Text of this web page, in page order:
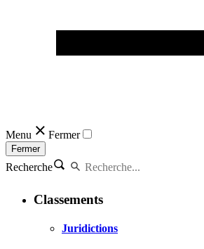
Menu Fermer
Fermer
Recherche
Classements
Juridictions